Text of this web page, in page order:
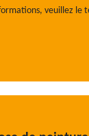
veuillez le